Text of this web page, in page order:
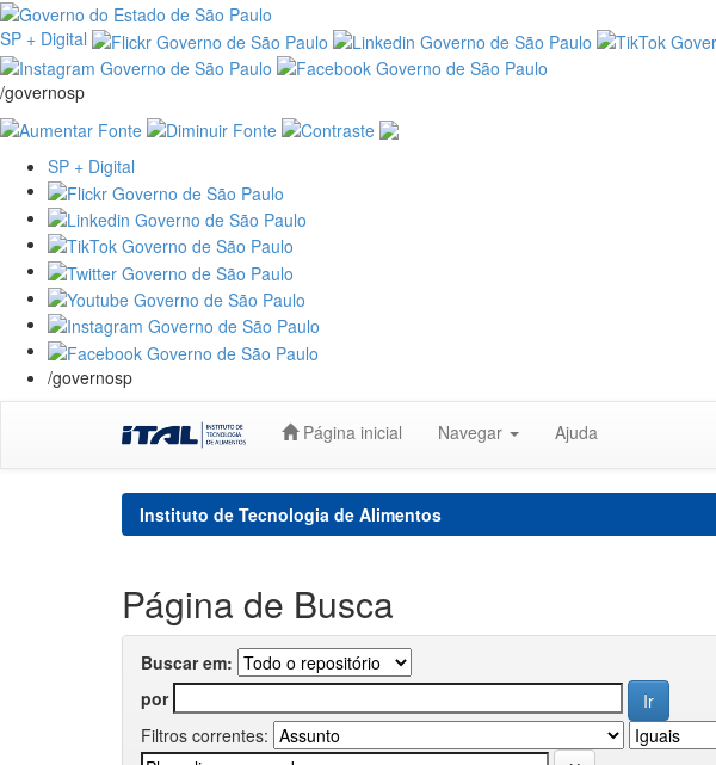
SP + Digital
/governosp
SP + Digital
/governosp
Página inicial Navegar Ajuda
Instituto de Tecnologia de Alimentos
Página de Busca
Buscar em:
por
Filtros correntes: